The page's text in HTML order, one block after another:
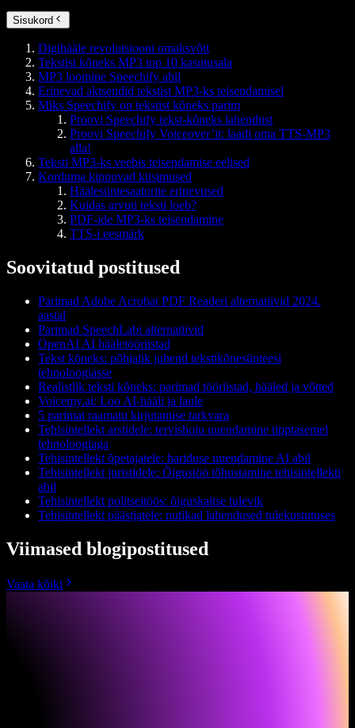
Sisukord
Digihääle revolutsiooni omaksvõtt
Tekstist kõneks MP3 top 10 kasutusala
MP3 loomine Speechify abil
Erinevad aktsendid tekstist MP3-ks teisendamisel
Miks Speechify on tekstist kõneks parim
Proovi Speechify tekst-kõneks lahendust
Proovi Speechify Voiceover’it: laadi oma TTS-MP3
alla!
Teksti MP3-ks veebis teisendamise eelised
Korduma kippuvad küsimused
Häälesüntesaatorite erinevused
Kuidas arvuti teksti loeb?
PDF-ide MP3-ks teisendamine
TTS-i eesmärk
Soovitatud postitused
Parimad Adobe Acrobat PDF Readeri alternatiivid 2024.
aastal
Parimad SpeechLabi alternatiivid
OpenAI AI hääletööriistad
Tekst kõneks: põhjalik juhend tekstikõnesünteesi
tehnoloogiasse
Realistlik teksti kõneks: parimad tööriistad, hääled ja võtted
Voicemy.ai: Loo AI-hääli ja laule
5 parimat raamatu kirjutamise tarkvara
Tehisintellekt arstidele: tervishoiu uuendamine tipptasemel
tehnoloogiaga
Tehisintellekt õpetajatele: hariduse uuendamine AI abil
Tehisintellekt juristidele: Õigustöö tõhustamine tehisintellekti
abil
Tehisintellekt politseitöös: õiguskaitse tulevik
Tehisintellekt päästjatele: nutikad lahendused tulekustutuses
Viimased blogipostitused
Vaata kõiki